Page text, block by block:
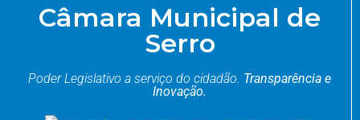
Câmara Municipal de
Serro
Poder Legislativo a serviço do cidadão. Transparência e
Inovação.